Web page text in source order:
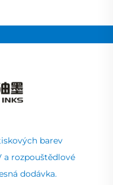
barev
a rozpouštědlové
dodávka.